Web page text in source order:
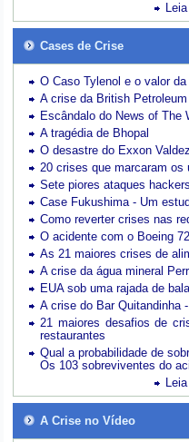
Cases de Crise
O Caso Tylenol e o valor
A crise da British Petroleum
Escândalo do News of The
A tragédia de Bhopal
O desastre do Exxon Valdez
20 crises que marcaram os
Sete piores ataques
Case Fukushima - Um
Como reverter crises nas
O acidente com o Boeing
As 21 maiores crises de
A crise da água mineral
EUA sob uma rajada de
A crise do Bar Quitandinha
21 maiores desafios de
restaurantes
Qual a probabilidade de
Os 103 sobreviventes do
A Crise no Vídeo